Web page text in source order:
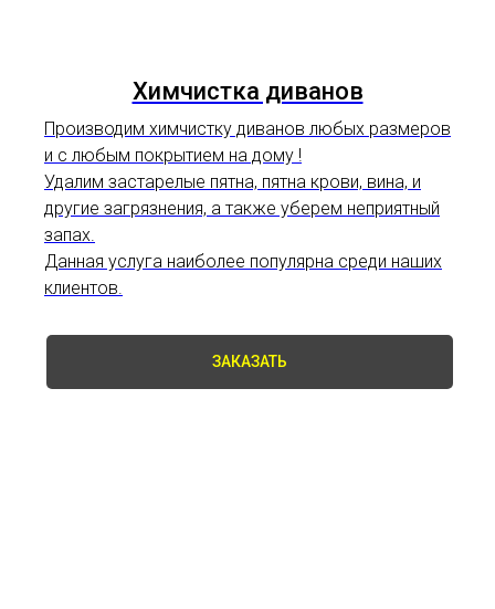
Химчистка диванов
Производим химчистку диванов любых размеров
и с любым покрытием на дому !
Удалим застарелые пятна, пятна крови, вина, и
другие загрязнения, а также уберем неприятный
запах.
Данная услуга наиболее популярна среди наших
клиентов.
ЗАКАЗАТЬ